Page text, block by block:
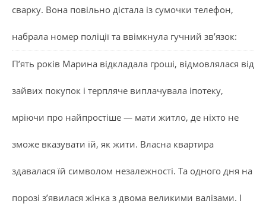
сварку. Вона повільно дістала із сумочки телефон,
набрала номер поліції та ввімкнула гучний зв’язок:
П’ять років Марина відкладала гроші, відмовлялася від
зайвих покупок і терпляче виплачувала іпотеку,
мріючи про найпростіше — мати житло, де ніхто не
зможе вказувати їй, як жити. Власна квартира
здавалася їй символом незалежності. Та одного дня на
порозі з’явилася жінка з двома великими валізами. І